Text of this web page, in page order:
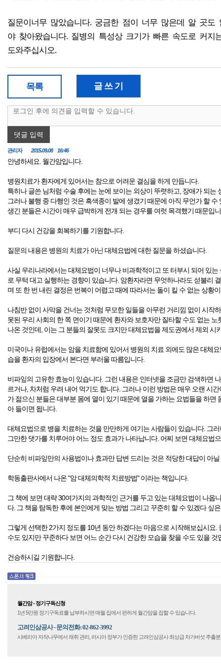
질문이너무 많았습니다. 궁금한 점이 너무 많은데 알 곳
야 찾아왔습니다. 질병의 특성상 크기가 빠른 속도로 커지
도와주십시오.
목록 글 쓰 기
댓글 입력
관리자 2015.09.08 16:46
안녕하세요. 월간암입니다.
병원치료가 환자에게 있어서는 참으로 어려운 결심을 하게 만듭니다.
특히나 글쓴 님처럼 수술 후에는 눈에 보이는 외상이 뚜렷하고, 장애가 되는
그러나 불행 중 다행인 것은 흑색종이 발에 생겼기 때문에 아직 무언가 할
생긴 분들은 시간이 매우 급박하게 전개 되는 경우를 여럿 목격했기 때문입
부디 다시 건강을 회복하기를 기원합니다.
질문의 내용은 병원의 치료가 아닌 대체요법에 대한 질문을 하셨습니다.
사실 우리나라에서는 대체요법이 너무나 비과학적이고 또 터부시 되어 있
로 무턱 대고 실행하는 경향이 있습니다. 암환자라면 무엇하나라도 섣불리
며 또 한 번 내린 결정은 번복이 어렵고 때에 따라서는 돌이 킬 수 없는 상황
나침반 없이 사막을 건너는 것처럼 무모한 일들을 아무런 거리낌 없이 시작
못된 우리 사회의 한 쪽 면이기 때문에 환자와 보호자만 질타할 수도 없는
나온 것인데, 이는 그 분들의 잘못도 크지만 대체요법을 제도권에서 제외 시
미국이나 유럽에서는 암을 치료함에 있어서 병원의 치료 외에도 많은 대체
습을 환자의 입장에서 본다면 부러울 따름입니다.
비파잎의 고유한 효능이 있습니다. 그런 내용은 인터넷을 조금만 검색하면
르거나, 차처럼 우려 내어 먹기도 합니다. 그러나 이런 방법은 매우 오랜 시
가 젊으신 분들은 대부분 몸에 열이 있기 때문에 열을 가하는 요법들을 하
아 들이면 됩니다.
대체요법으로 병을 치료하는 것을 만만하게 여기는 사람들이 있습니다. 그
그만한 댓가를 치루어야 어느 정도 효과가 나타납니다. 어찌 보면 대체요법
단순히 비파잎만의 사용법이나 효과만 답변 드리는 것은 적당한 대답이 아
학동출판사에서 나온 "암 대체의학적 치료방법" 이라는 책입니다.
그 책에 보면 대략 30여가지의 과학적인 근거를 두고 있는 대체요법이 나
다. 그 책을 탐독한 후에 본인에게 맞는 방법 그리고 꾸준히 할 수 있겠다 싶
그렇게 선택한 2가지 정도를 10년 동안 하겠다는 마음으로 시작해보십시요
수도 있지만 꾸준하다 보면 어느 순간 다시 건강한 모습을 찾을 수도 있을 것
건승하시길 기원합니다.
월간암 - 정기구독신청
1년 5만원 정기구독료를 납부하시면 매월 집에서 편하게 월간암을 접할 수 있습니다.
고려인삼공사 - 문의전화: 02-862-3992
시베리아 자작나무에서 채취 관리, 러시아 정부가 인증한 고려인삼공사 최상급 차가버섯 추출